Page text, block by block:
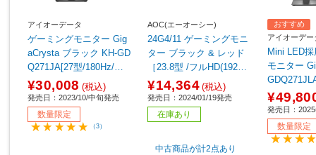
アイオーデータ
ゲーミングモニター Gig
aCrysta ブラック KH-GD
Q271JA[27型/180Hz/WQ
HD/AHVAパネル]
¥30,008 (税込)
発売日：2023/10/中旬発売
数量限定
（3）
AOC(エーオーシー)
24G4/11 ゲーミングモニ
ター ブラック & レッド
［23.8型 /フルHD(1920×
1080) /ワイド /180Hz］
¥14,364 (税込)
発売日：2024/01/19発売
在庫あり
中古商品が計2点あり
おすすめ
アイオーデー
Mini LED
モニター
［27型/
0）/
属］
発売日：
数量限定